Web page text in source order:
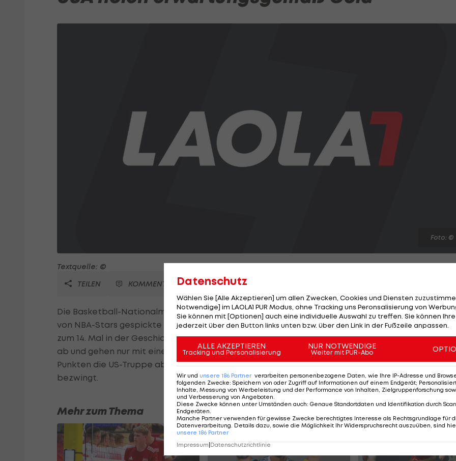
Foto: ©
Textquelle: ©
TEILEN
KOMMENTARE
Die Basketball-Nationalmannschaft der USA kürt sich erwartungsgemäß zum Olympia-Sieger.
von NBA-Stars gespickte Auswahl setzt sich im Finale gegen Spanien 107:100 durch und gewinnt
zum 14. Mal in der Geschichte des Sports Olympia-Gold. Die Iberer verlangen dem Favoriten
ab und gehen nur mit einem Punkt Rückstand in die Halbzeit. Am Ende führt Kevin Durant mit 30
Punkten die US-Truppe aber zum Olympia-Sieg. Bronze sichert sich Russland, das Argentinien
bezwingt.
Mehr zum Thema
Datenschutz
Wählen Sie [Alle Akzeptieren] um allen Zwecken, Cookies und Diensten
Notwendige] im LAOLA1 PUR Modus, ohne Tracking uns Peronsalisierung von
Sie können mit [Optionen] auch eine individuelle Auswahl zu treffen. Sie können
jederzeit über den Button links unten bzw. über den Link in der Fußzeile anpassen.
ALLE AKZEPTIEREN
Tracking und Personalisierung
NUR NOTWENDIGE
Weiter mit PUR-Abo
Wir und unsere 186 Partner verarbeiten personenbezogene Daten, wie Ihre IP-Adresse und
folgenden Zwecke: Speichern von oder Zugriff auf Informationen auf einem Endgerät;
Inhalte, Messung von Werbeleistung und der Performance von Inhalten, Zielgruppenforschung
und Verbesserung von Angeboten
Diese Zwecke können unter Umständen auch: Genaue Standortdaten und Identifikation durch
Endgeräten
Manche Partner verwenden für gewisse Zwecke berechtigtes Interesse als Rechtsgrundlage für
Datenverarbeitung. Details dazu, sowie die Möglichkeit Ihr Widerspruchsrecht auszuüben, sind
unsere 186 Partner
Impressum|Datenschutzrichtlinie